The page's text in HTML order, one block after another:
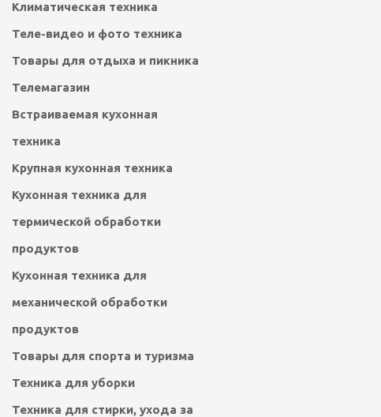
Климатическая техника
Теле-видео и фото техника
Товары для отдыха и пикника
Телемагазин
Встраиваемая кухонная
техника
Крупная кухонная техника
Кухонная техника для
термической обработки
продуктов
Кухонная техника для
механической обработки
продуктов
Товары для спорта и туризма
Техника для уборки
Техника для стирки, ухода за